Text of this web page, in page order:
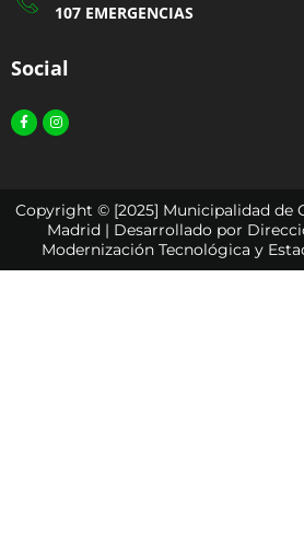
107 EMERGENCIAS
Social
Facebook-
f
Instagram
Copyright © [2025] Municipalidad de
Madrid | Desarrollado por
Modernización Tecnológica y